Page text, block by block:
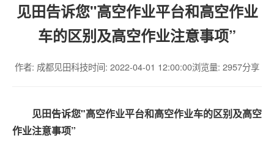
冷链行业
联系我们
见田告诉您"高空作业平台和高空作业
车的区别及高空作业注意事项”
作者: 成都见田科技时间: 2022-04-01 12:00:00浏览量: 2957分享
见田告诉您"高空作业平台和高空作业车的区别及高空
作业注意事项”